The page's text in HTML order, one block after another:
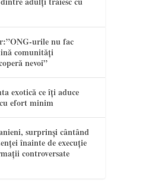
urile nu fac
comunități
nevoi”
exotică ce îți aduce
efort minim
surprinși cântând
înainte de execuție
controversate